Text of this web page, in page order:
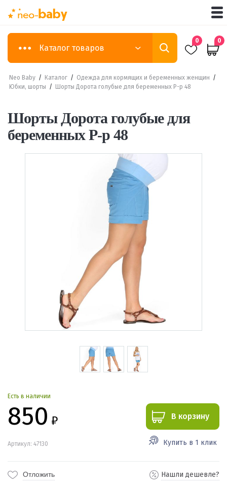
Каталог товаров
0 0
Neo Baby / Каталог / Одежда для кормящих и беременных женщин /
Юбки, шорты / Шорты Дорота голубые для беременных Р-р 48
Шорты Дорота голубые для
беременных Р-р 48
Есть в наличии
850 ₽
Артикул: 47130
В корзину
Купить в 1 клик
Отложить Нашли дешевле?